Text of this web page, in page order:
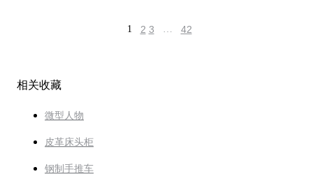
1 2 3 … 42
相关收藏
微型人物
皮革床头柜
钢制手推车